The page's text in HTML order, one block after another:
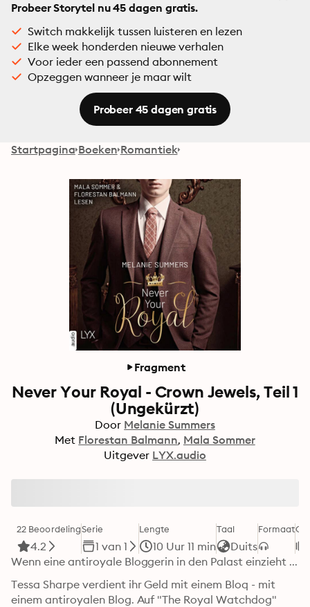
Probeer Storytel nu 45 dagen gratis.
Switch makkelijk tussen luisteren en lezen
Elke week honderden nieuwe verhalen
Voor ieder een passend abonnement
Opzeggen wanneer je maar wilt
Probeer 45 dagen gratis
Startpagina Boeken Romantiek
Fragment
Never Your Royal - Crown Jewels, Teil 1
(Ungekürzt)
Door Melanie Summers
Met Florestan Balmann Mala Sommer
Uitgever LYX.audio
22 Beoordeling
4.2
Serie
1 van 1
Lengte
10 Uur 11 min
Taal
Duits
Formaat
Wenn eine antiroyale Bloggerin in den Palast einzieht ...
Tessa Sharpe verdient ihr Geld mit einem Bloq - mit
einem antiroyalen Blog. Auf "The Royal Watchdog"